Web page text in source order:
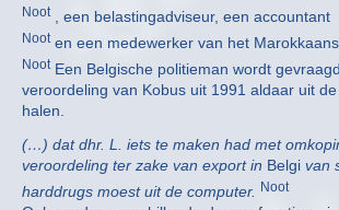
Noot, een belastingadviseur, een accountant
Nooten een medewerker van het Marokkaans
NootEen Belgische politieman wordt
veroordeling van Kobus uit 1991 aldaar uit
halen.
(…) dat dhr. L. iets te maken had met
veroordeling ter zake van export in Belgi van
harddrugs moest uit de computer.
Noot